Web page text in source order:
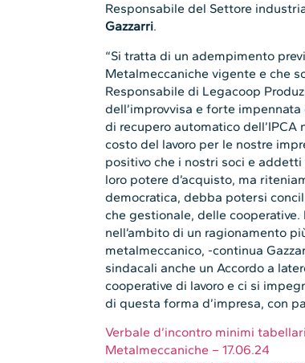
Responsabile del Settore
Gazzarri.
“Si tratta di un adempimento
Metalmeccaniche vigente e che
Responsabile di Legacoop
dell’improvvisa e forte
di recupero automatico
costo del lavoro per le nostre
positivo che i nostri soci e
loro potere d’acquisto, ma
democratica, debba potersi
che gestionale, delle
nell’ambito di un ragionamento
metalmeccanico, -continua
sindacali anche un Accordo a
cooperative di lavoro e ci si
di questa forma d’impresa, con
Verbale d’incontro minimi
Metalmeccaniche – 17.06.24